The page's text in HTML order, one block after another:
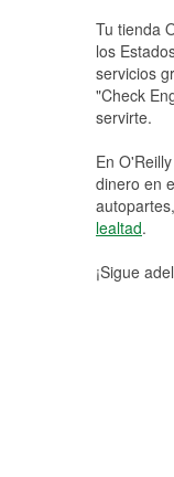
Tu tienda
los
servicios
"Check
servirte.
En
dinero en
lealtad.
¡Sigue